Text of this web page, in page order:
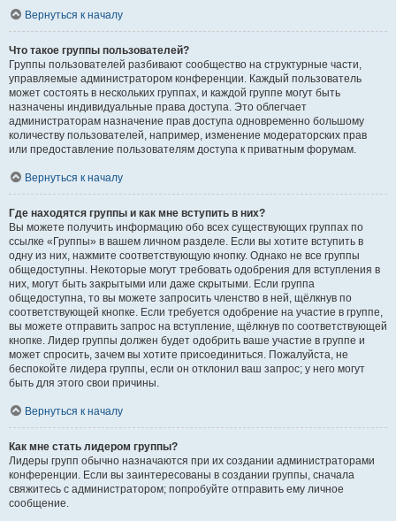
Вернуться к началу
Что такое группы пользователей?
Группы пользователей разбивают сообщество на структурные части,
управляемые администратором конференции. Каждый пользователь
может состоять в нескольких группах, и каждой группе могут быть
назначены индивидуальные права доступа. Это облегчает
администраторам назначение прав доступа одновременно большому
количеству пользователей, например, изменение модераторских прав
или предоставление пользователям доступа к приватным форумам.
Вернуться к началу
Где находятся группы и как мне вступить в них?
Вы можете получить информацию обо всех существующих группах по
ссылке «Группы» в вашем личном разделе. Если вы хотите вступить в
одну из них, нажмите соответствующую кнопку. Однако не все группы
общедоступны. Некоторые могут требовать одобрения для вступления в
них, могут быть закрытыми или даже скрытыми. Если группа
общедоступна, то вы можете запросить членство в ней, щёлкнув по
соответствующей кнопке. Если требуется одобрение на участие в группе,
вы можете отправить запрос на вступление, щёлкнув по соответствующей
кнопке. Лидер группы должен будет одобрить ваше участие в группе и
может спросить, зачем вы хотите присоединиться. Пожалуйста, не
беспокойте лидера группы, если он отклонил ваш запрос; у него могут
быть для этого свои причины.
Вернуться к началу
Как мне стать лидером группы?
Лидеры групп обычно назначаются при их создании администраторами
конференции. Если вы заинтересованы в создании группы, сначала
свяжитесь с администратором; попробуйте отправить ему личное
сообщение.